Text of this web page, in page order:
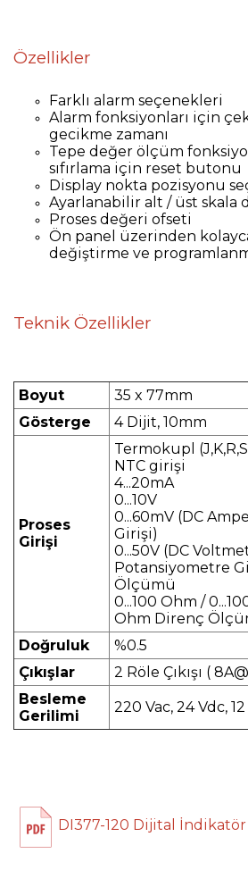
Özellikler
Farklı alarm seçenekleri
Alarm fonksiyonları için
gecikme zamanı
Tepe değer ölçüm
sıfırlama için reset butonu
Display nokta pozisyonu
Ayarlanabilir alt / üst skala
Proses değeri ofseti
Ön panel üzerinden
değiştirme ve
Teknik Özellikler
Boyut
35 x 77mm
Gösterge
4 Dijit, 10mm
Proses
Girişi
Termokupl
NTC girişi
4...20mA
0...10V
0...60mV (DC
Girişi)
0...50V (DC
Potansiyometre
Ölçümü
0...100 Ohm /
Ohm Direnç
Doğruluk
%0.5
Çıkışlar
2 Röle Çıkışı (
Besleme
Gerilimi
220 Vac, 24 Vdc,
DI377-120 Dijital İndikatör